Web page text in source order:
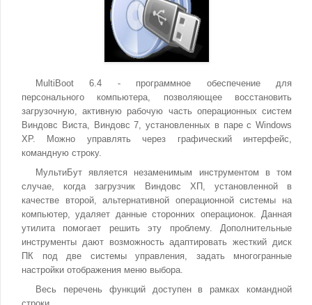
MultiBoot 6.4 - программное обеспечение для
персонального компьютера, позволяющее восстановить
загрузочную, активную рабочую часть операционных систем
Виндовс Виста, Виндовс 7, установленных в паре с Windows
XP. Можно управлять через графический интерфейс,
командную строку.
МультиБут является незаменимым инструментом в том
случае, когда загрузчик Виндовс ХП, установленной в
качестве второй, альтернативной операционной системы на
компьютер, удаляет данные сторонних операционок. Данная
утилита помогает решить эту проблему. Дополнительные
инструменты дают возможность адаптировать жесткий диск
ПК под две системы управления, задать многогранные
настройки отображения меню выбора.
Весь перечень функций доступен в рамках командной